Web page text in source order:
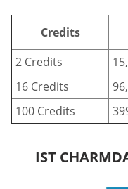
Credits
2 Credits
16 Credits
100 Credits
IST